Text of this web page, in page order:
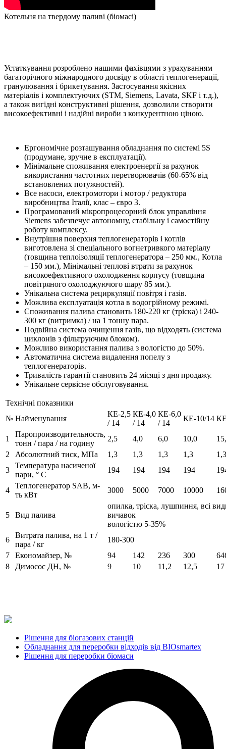
Котельня на твердому паливі (біомасі)
Устаткування розроблено нашими фахівцями з урахуванням
багаторічного міжнародного досвіду в області теплогенерації,
гранулювання і брикетування. Застосування якісних
матеріалів і комплектуючих (STM, Siemens, Lavata, SKF і т.д.),
а також вигідні конструктивні рішення, дозволили створити
високоефективні і надійні вироби з конкурентною ціною.
Ергономічне розташування обладнання по системі 5S
(продумане, зручне в експлуатації).
Мінімальне споживання електроенергії за рахунок
використання частотних перетворювачів (60-65% від
встановлених потужностей).
Все насоси, електромотори і мотор / редуктора
виробництва Італії, клас – євро 3.
Програмований мікропроцесорний блок управління
Siemens забезпечує автономну, стабільну і самостійну
роботу комплексу.
Внутрішня поверхня теплогенераторів і котлів
виготовлена ​​зі спеціального вогнетривкого матеріалу
(товщина теплоізоляції теплогенератора – 250 мм., Котла
– 150 мм.), Мінімальні теплові втрати за рахунок
високоефективного охолодження корпусу (товщина
повітряного охолоджуючого шару 85 мм.).
Унікальна система рециркуляції повітря і газів.
Можлива експлуатація котла в водогрійному режимі.
Споживання палива становить 180-220 кг (тріска) і 240-
300 кг (витримка) / на 1 тонну пара.
Подвійна система очищення газів, що відходять (система
циклонів з фільтруючим блоком).
Можливо використання палива з вологістю до 50%.
Автоматична система видалення попелу з
теплогенераторів.
Тривалість гарантії становить 24 місяці з дня продажу.
Унікальне сервісне обслуговування.
Технічні показники
№ Найменування
КЕ-2,5
/ 14
КЕ-4,0
/ 14
КЕ-6,0
/ 14
КЕ-10/14
1
Паропроизводительность,
тонн / пара / на годину
2,5 4,0 6,0 10,0
2
Абсолютний тиск, МПа 1,3 1,3 1,3 1,3
1,3
3
Температура насиченої
пари, ° С
194 194 194 194
4
Теплогенератор SAB, м-
ть кВт
3000 5000 7000 10000
5 Вид палива
опилка, тріска, лушпиння, всі
вичавок
вологістю 5-35%
6
Витрата палива, на 1 т /
пара / кг
180-300
7
Економайзер, № 94 142 236 300
8
Димосос ДН, № 9 10 11,2 12,5 17
Рішення для біогазових станцій
Обладнання для переробки відходів від BIOsmartex
Рішення для переробки біомаси